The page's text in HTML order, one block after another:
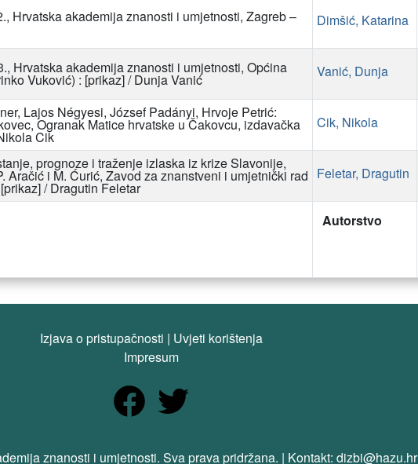
Autorstvo
Hrvatska akademija znanosti i umjetnosti, Zagreb – Dimšić, Katarina
Hrvatska akademija znanosti i umjetnosti, Općina
Vuković) : [prikaz] / Dunja Vanić Vanić, Dunja
Lajos Négyesi, József Padányi, Hrvoje Petrić:
Ogranak Matice hrvatske u Čakovcu, izdavačka
Cik
Cik, Nikola
prognoze i traženje izlaska iz krize Slavonije,
Aračić i M. Ćurić, Zavod za znanstveni i umjetnički rad
/ Dragutin Feletar
Feletar, Dragutin
Izjava o pristupačnosti | Uvjeti korištenja
Impresum
znanosti i umjetnosti. Sva prava pridržana. | Kontakt: dizbi@hazu.hr